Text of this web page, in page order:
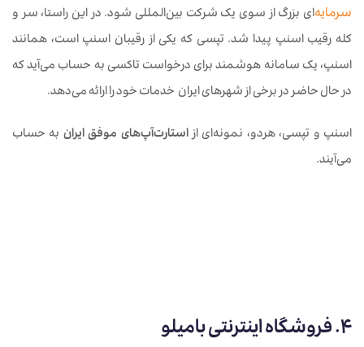
سرمایه‌ای بزرگ از سوی یک شرکت بین‌المللی شود. در این راستا، سر و
کله رقیب اسنپ پیدا شد. تپسی که یکی از رقیبان اسنپ است، همانند
اسنپ، یک سامانه هوشمند برای درخواست تاکسی به حساب می‌آید که
در حال حاضر در برخی از شهرهای ایران خدمات خود را ارائه می‌دهد.
اسنپ و تپسی، هردو، نمونه‌ای ازاستارت‌آپ‌های موفق ایران به حساب
می‌آیند.
4. فروشگاه اینترنتی بامیلو